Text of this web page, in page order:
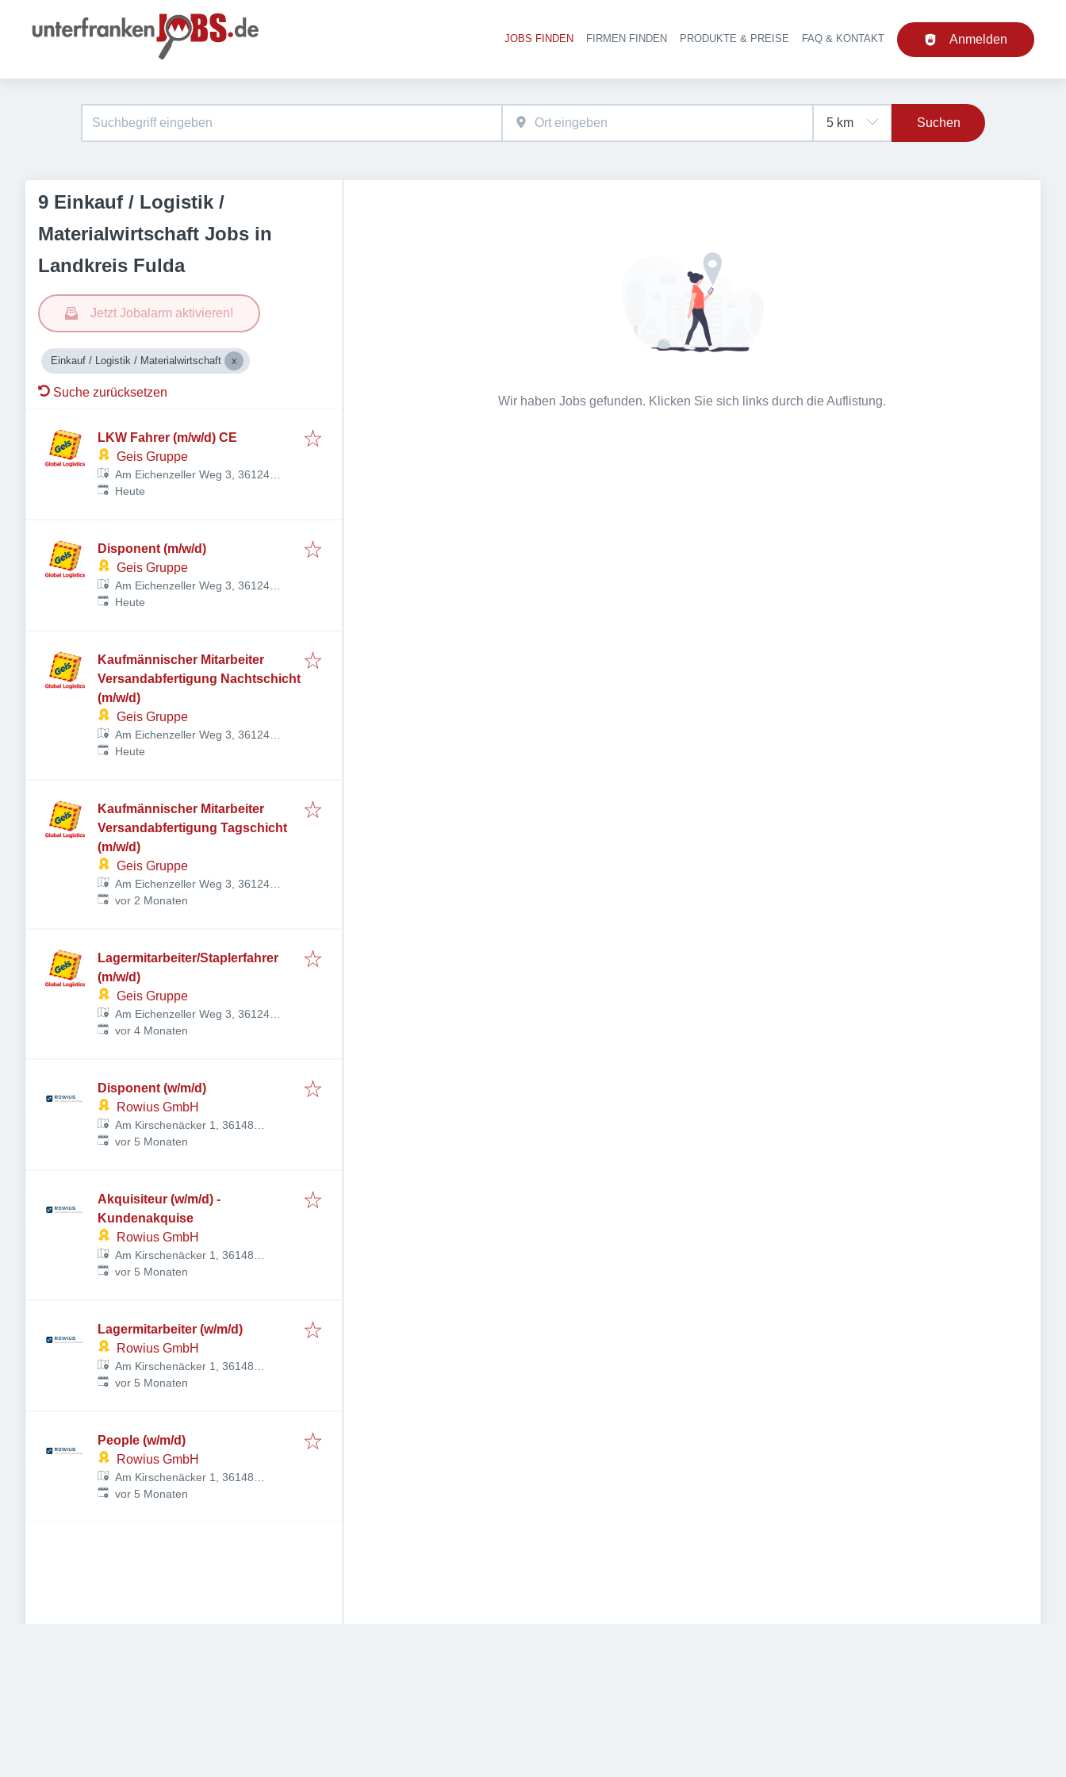
Haupt-Navigation
JOBS FINDEN FIRMEN FINDEN PRODUKTE & PREISE FAQ & KONTAKT Anmelden
Suchen
9 Einkauf / Logistik /
Materialwirtschaft Jobs in
Landkreis Fulda
Jetzt Jobalarm aktivieren!
Einkauf / Logistik / Materialwirtschaft
Suche zurücksetzen
LKW Fahrer (m/w/d) CE
Geis Gruppe
Am Eichenzeller Weg 3, 36124
Eichenzell, Deutschland
Veröffentlicht
Heute
Disponent (m/w/d)
Geis Gruppe
Am Eichenzeller Weg 3, 36124
Eichenzell, Deutschland
Veröffentlicht
Heute
Kaufmännischer Mitarbeiter
Versandabfertigung Nachtschicht
(m/w/d)
Geis Gruppe
Am Eichenzeller Weg 3, 36124
Eichenzell, Deutschland
Veröffentlicht
Heute
Kaufmännischer Mitarbeiter
Versandabfertigung Tagschicht
(m/w/d)
Geis Gruppe
Am Eichenzeller Weg 3, 36124
Eichenzell, Deutschland
Veröffentlicht:
vor 2 Monaten
Lagermitarbeiter/Staplerfahrer
(m/w/d)
Geis Gruppe
Am Eichenzeller Weg 3, 36124
Eichenzell, Deutschland
Veröffentlicht:
vor 4 Monaten
Disponent (w/m/d)
Rowius GmbH
Am Kirschenäcker 1, 36148
Kalbach, Deutschland
Veröffentlicht:
vor 5 Monaten
Akquisiteur (w/m/d) -
Kundenakquise
Rowius GmbH
Am Kirschenäcker 1, 36148
Kalbach, Deutschland
Veröffentlicht:
vor 5 Monaten
Lagermitarbeiter (w/m/d)
Rowius GmbH
Am Kirschenäcker 1, 36148
Kalbach, Deutschland
Veröffentlicht:
vor 5 Monaten
People (w/m/d)
Rowius GmbH
Am Kirschenäcker 1, 36148
Kalbach, Deutschland
Veröffentlicht:
vor 5 Monaten
Wir haben Jobs gefunden. Klicken Sie sich links durch die Auflistung.